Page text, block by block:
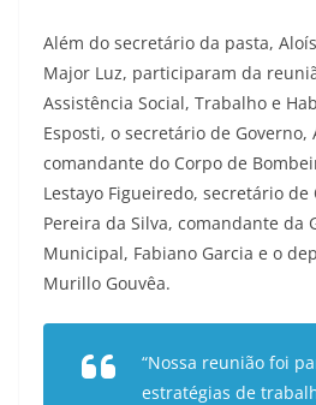
Além do secretário da pasta,
Major Luz, participaram da
Assistência Social, Trabalho e
Esposti, o secretário de
comandante do Corpo de
Lestayo Figueiredo, secretário
Pereira da Silva, comandante da
Municipal, Fabiano Garcia e o
Murillo Gouvêa.
“Nossa reunião foi
estratégias de